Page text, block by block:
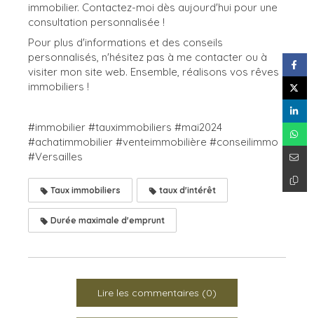
immobilier. Contactez-moi dès aujourd'hui pour une
consultation personnalisée !
Pour plus d'informations et des conseils
personnalisés, n'hésitez pas à me contacter ou à
visiter mon site web. Ensemble, réalisons vos rêves
immobiliers !
#immobilier #tauximmobiliers #mai2024
#achatimmobilier #venteimmobilière #conseilimmo
#Versailles
Taux immobiliers taux d'intérêt
Durée maximale d'emprunt
Lire les commentaires (0)